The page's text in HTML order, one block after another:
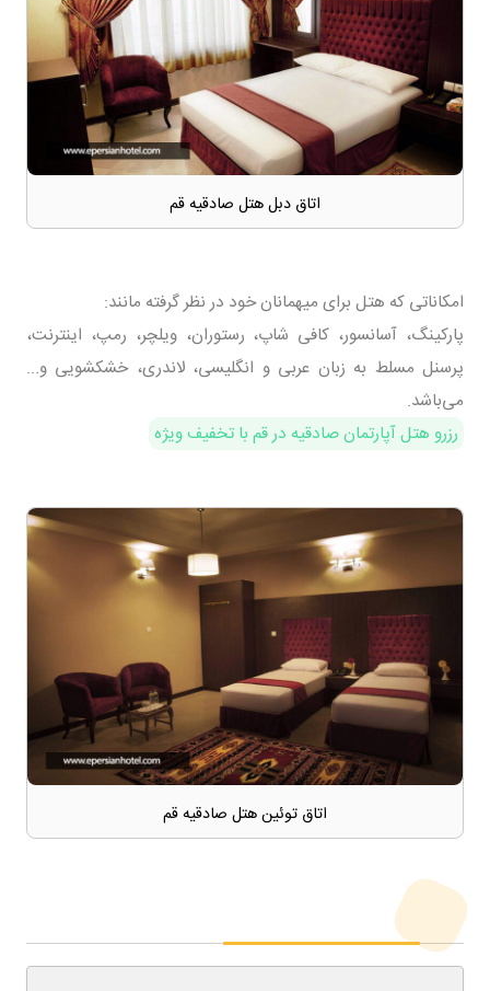
اتاق دبل هتل صادقیه قم
امکاناتی که هتل برای میهمانان خود در نظر گرفته مانند:
پارکینگ، آسانسور، کافی شاپ، رستوران، ویلچر، رمپ، اینترنت،
پرسنل مسلط به زبان عربی و انگلیسی، لاندری، خشکشویی و...
می‌باشد.
رزرو هتل آپارتمان صادقیه در قم با تخفیف ویژه
اتاق توئین هتل صادقیه قم